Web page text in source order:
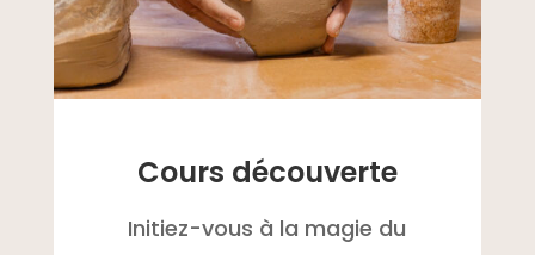
Cours découverte
Initiez-vous à la magie du